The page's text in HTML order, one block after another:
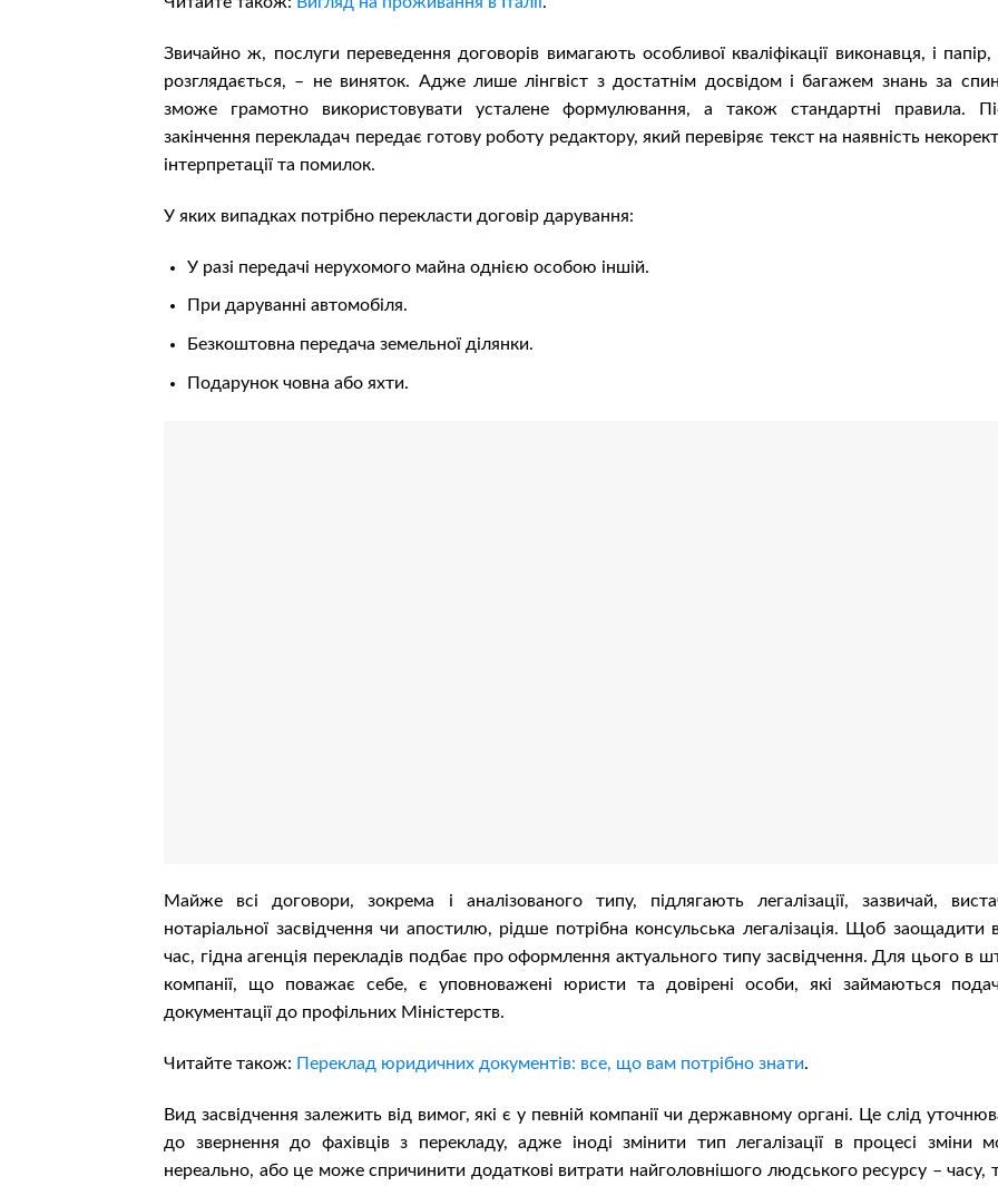
Звичайно ж, послуги переведення договорів вимагають особливої ​​кваліфікації виконавця, і
розглядається, – не виняток. Адже лише лінгвіст з достатнім досвідом і багажем знань за
зможе грамотно використовувати усталене формулювання, а також стандартні правила.
закінчення перекладач передає готову роботу редактору, який перевіряє текст на наявність
інтерпретації та помилок.
У яких випадках потрібно перекласти договір дарування:
У разі передачі нерухомого майна однією особою іншій.
При даруванні автомобіля.
Безкоштовна передача земельної ділянки.
Подарунок човна або яхти.
Майже всі договори, зокрема і аналізованого типу, підлягають легалізації, зазвичай,
нотаріальної засвідчення чи апостилю, рідше потрібна консульська легалізація. Щоб заощадити
час, гідна агенція перекладів подбає про оформлення актуального типу засвідчення. Для цього в
компанії, що поважає себе, є уповноважені юристи та довірені особи, які займаються
документації до профільних Міністерств.
Читайте також: Переклад юридичних документів: все, що вам потрібно знати.
Вид засвідчення залежить від вимог, які є у певній компанії чи державному органі. Це слід
до звернення до фахівців з перекладу, адже іноді змінити тип легалізації в процесі зміни
нереально, або це може спричинити додаткові витрати найголовнішого людського ресурсу – часу,